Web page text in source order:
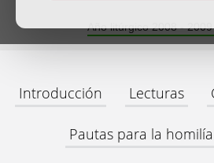
Año litúrgico 2008 -
Introducción Lecturas
Pautas para la homilía